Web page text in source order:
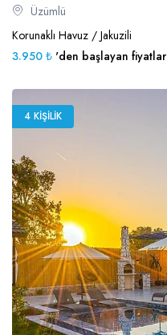
Üzümlü
Korunaklı Havuz / Jakuzili
3.950 ₺ 'den başlayan fiyatlar
4 KIŞILIK